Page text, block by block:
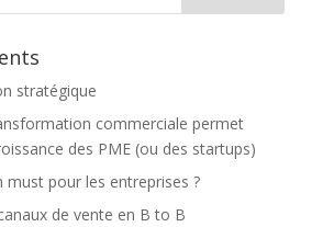
stratégique
commerciale permet
des PME (ou des startups)
must pour les entreprises ?
de vente en B to B